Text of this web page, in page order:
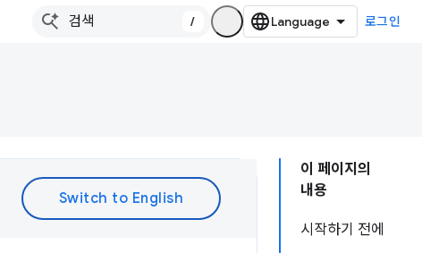
/ 로그인
이 페이지의
내용
시작하기 전에